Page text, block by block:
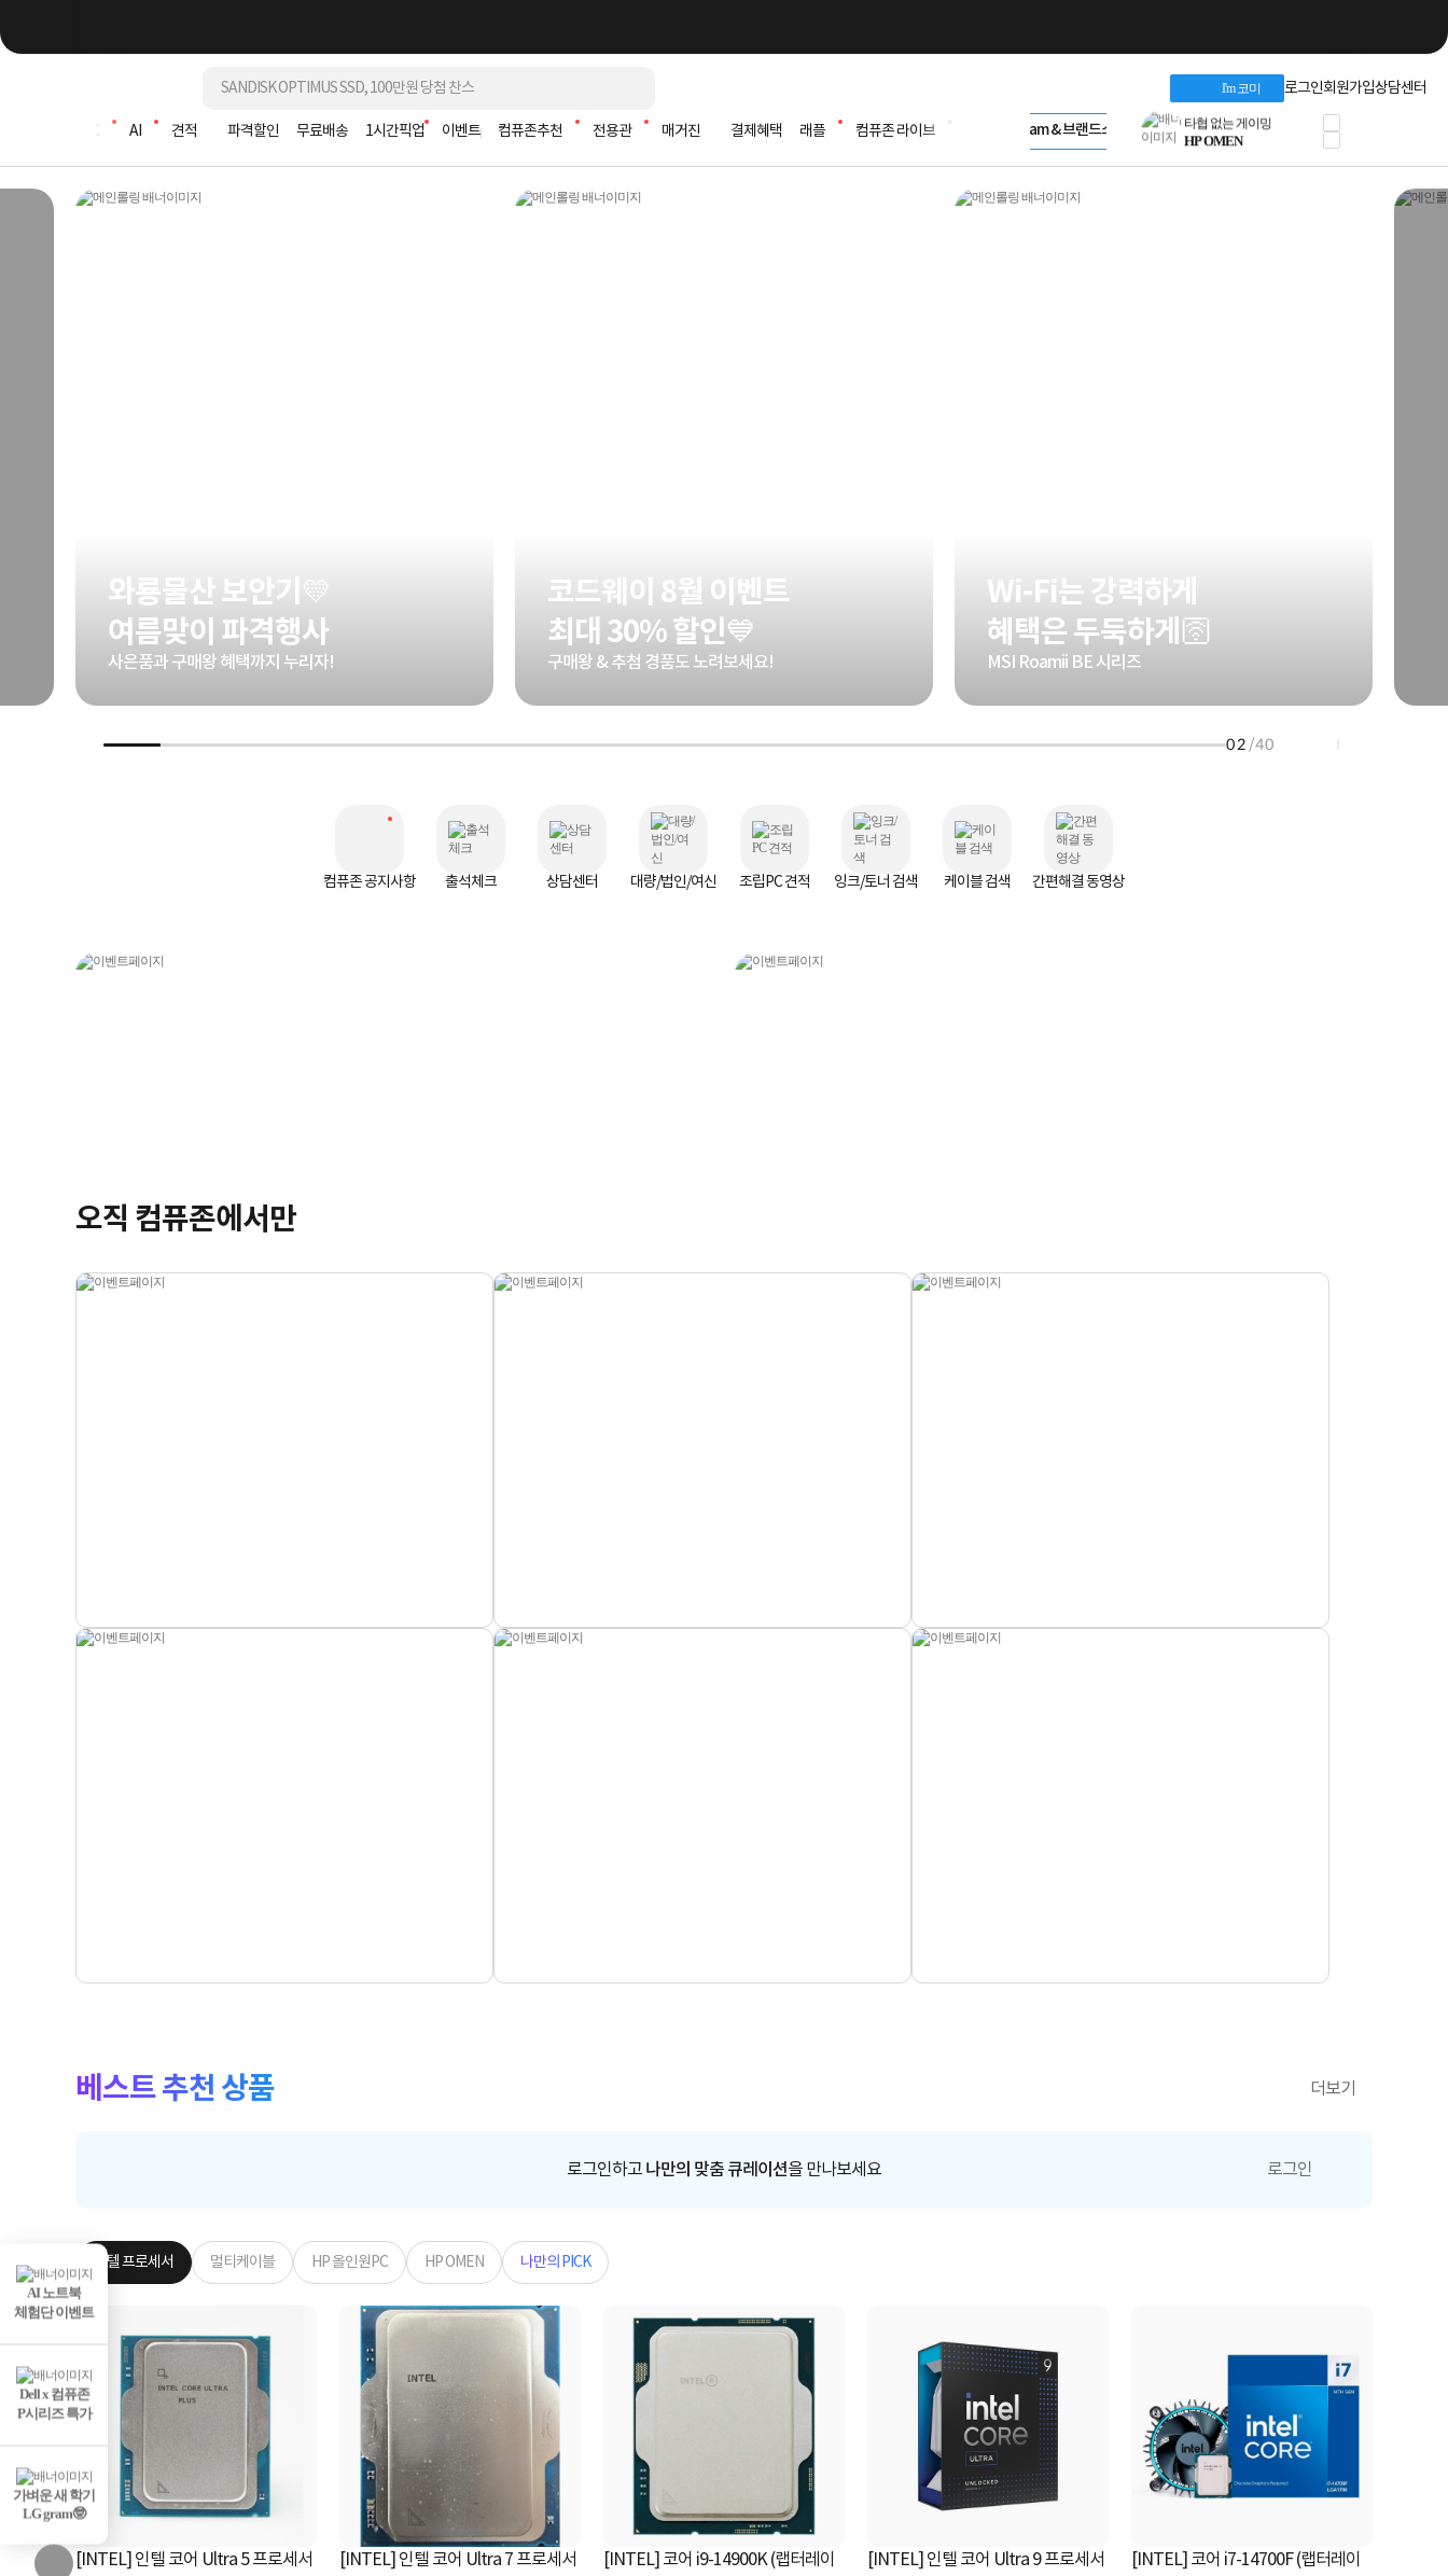
I'm 코미 로그인회원가입상담센터
조립PC AI 견적 파격할인 무료배송 1시간픽업 이벤트 컴퓨존추천 전용관 매거진 결제혜택 래플 컴퓨존 라이브
LG gram & 브랜드스토어
Microsoft 브랜드스토어
AMD 브랜드스토어
Intel 브랜드스토어
혜택 PACK
Dell 구매 찬스
프로 에센셜
타협 없는 게이밍
HP OMEN
로지텍
누적 금액 별
적립금 페이백!
Dell 구매왕
HAF II 500
AI 노트북
체험단 이벤트
Dell x 컴퓨존
P시리즈 특가
가벼운 새 학기
LG gram🤓
와룡물산 보안기💛
여름맞이 파격행사
사은품과 구매왕 혜택까지 누리자!
코드웨이 8월 이벤트
최대 30% 할인💙
구매왕 & 추첨 경품도 노려보세요!
Wi-Fi는 강력하게
혜택은 두둑하게🛜
MSI Roamii BE 시리즈
02 /40
컴퓨존 공지사항 출석체크 상담센터 대량/법인/여신 조립PC 견적 잉크/토너 검색 케이블 검색 간편해결 동영상
오직 컴퓨존에서만
베스트 추천 상품 더보기
로그인하고 나만의 맞춤 큐레이션을 만나보세요 로그인
인텔 프로세서 멀티케이블 HP 올인원PC HP OMEN 나만의 PICK
프로세서 [INTEL] 인텔 코어 Ultra 5 프로세서
[INTEL] 인텔 코어 Ultra 7 프로세서
[INTEL] 코어 i9-14900K (랩터레이
[INTEL] 인텔 코어 Ultra 9 프로세서
[INTEL] 코어 i7-14700F (랩터레이